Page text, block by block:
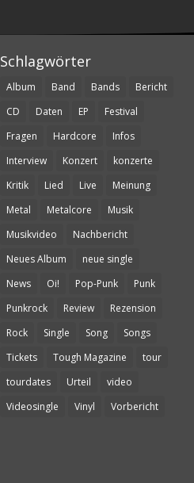
Schlagwörter
Album Band Bands
Bericht
CD
Daten EP
Festival
Fragen
Hardcore
Infos
Interview
Konzert
konzerte
Kritik
Lied Live
Meinung
Metal
Metalcore
Musik
Musikvideo
Nachbericht
Neues Album
neue single
News
Oi! Pop-Punk
Punk
Punkrock
Review
Rezension
Rock
Single Song
Songs
Tickets
Tough Magazine
tour
tourdates
Urteil
video
Videosingle
Vinyl Vorbericht